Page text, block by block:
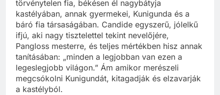
törvénytelen fia, békésen él nagybátyja
kastélyában, annak gyermekei, Kunigunda és a
báró fia társaságában. Candide egyszerű, jólelkű
ifjú, aki nagy tisztelettel tekint nevelőjére,
Pangloss mesterre, és teljes mértékben hisz annak
tanításában: „minden a legjobban van ezen a
legeslegjobb világon.” Ám amikor merészeli
megcsókolni Kunigundát, kitagadják és elzavarják
a kastélyból.